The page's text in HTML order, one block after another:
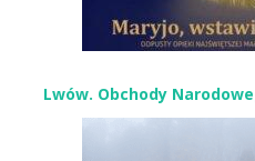
Lwów. Obchody